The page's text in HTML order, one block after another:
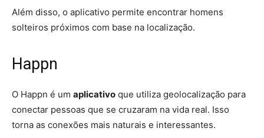
Além disso, o aplicativo permite encontrar homens
solteiros próximos com base na localização.
Happn
O Happn é um aplicativo que utiliza geolocalização para
conectar pessoas que se cruzaram na vida real. Isso
torna as conexões mais naturais e interessantes.